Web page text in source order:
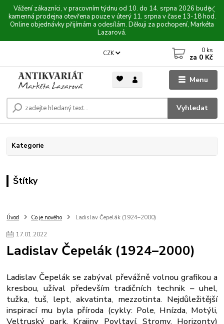
Vážení zákazníci, v pracovním týdnu od 10. do 14. srpna 2026 bude
kamenná prodejna otevřena pouze v úterý 11. srpna v čase 13-18 hod.
Online objednávky přijímám a odesílám. Děkuji za pochopení, Markéta
Lazarová.
Menu
CZK
Vyhledat
0 ks
za 0 Kč
Kategorie
Štítky
Úvod Co je nového Ladislav Čepelák (1924–2000)
17.01.2022
Ladislav Čepelák (1924–2000)
Ladislav Čepelák se zabýval převážně volnou grafikou a
kresbou, užíval především tradičních technik – uhel,
tužka, tuš, lept, akvatinta, mezzotinta. Nejdůležitější
inspirací mu byla příroda (cykly: Pole, Hnízda, Motýli,
Veltruský park, Krajiny Povltaví, Stromy, Horizonty)